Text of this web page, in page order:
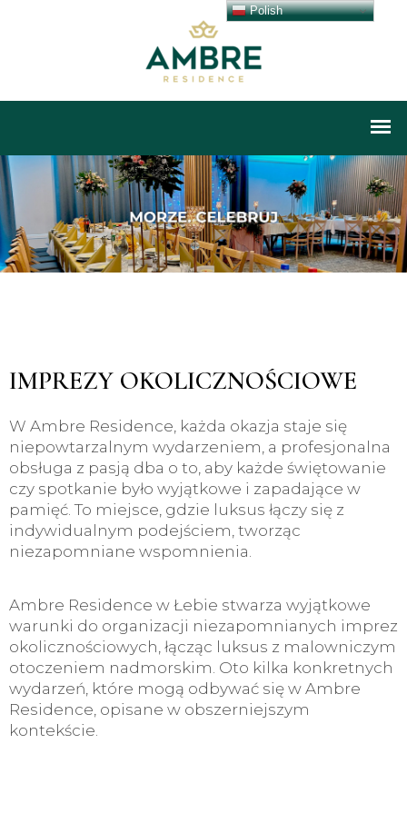
IMPREZY OKOLICZNOŚCIOWE
W Ambre Residence, każda okazja staje się
niepowtarzalnym wydarzeniem, a profesjonalna
obsługa z pasją dba o to, aby każde świętowanie
czy spotkanie było wyjątkowe i zapadające w
pamięć. To miejsce, gdzie luksus łączy się z
indywidualnym podejściem, tworząc
niezapomniane wspomnienia.
Ambre Residence w Łebie stwarza wyjątkowe
warunki do organizacji niezapomnianych imprez
okolicznościowych, łącząc luksus z malowniczym
otoczeniem nadmorskim. Oto kilka konkretnych
wydarzeń, które mogą odbywać się w Ambre
Residence, opisane w obszerniejszym
kontekście.
Polish